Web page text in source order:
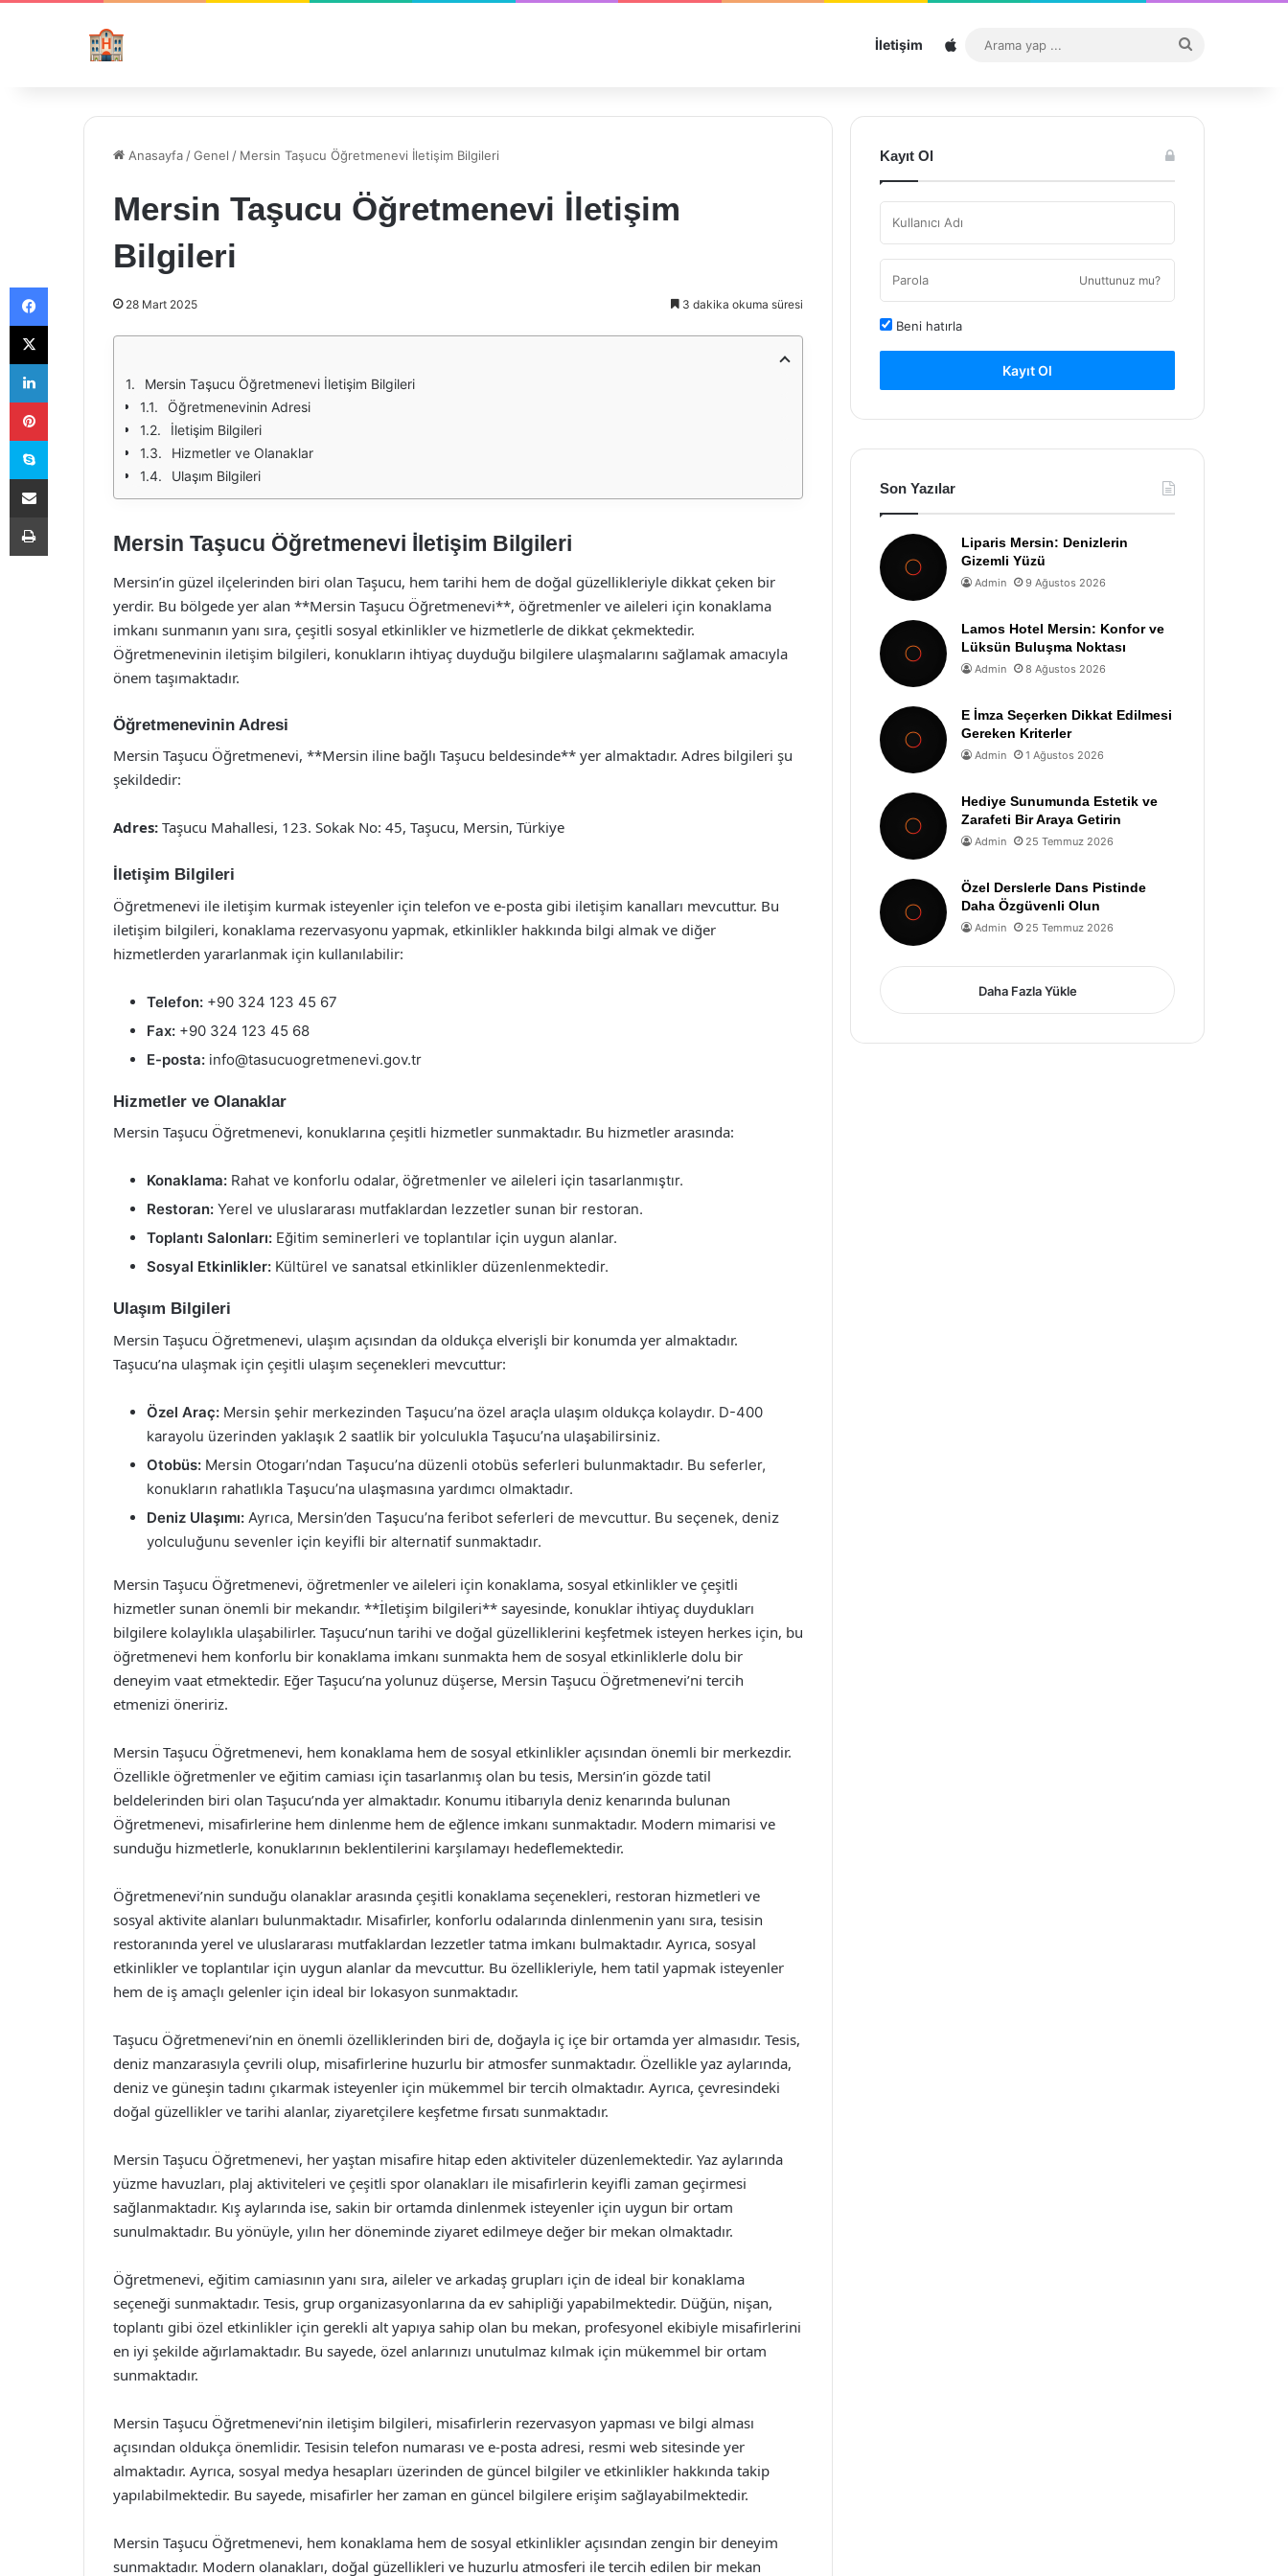
İletişim Sitemap
...
Anasayfa /Genel / Mersin Taşucu Öğretmenevi İletişim Bilgileri
Mersin Taşucu Öğretmenevi İletişim
Bilgileri
28 Mart 2025 3 dakika okuma süresi
Mersin Taşucu Öğretmenevi İletişim Bilgileri
Öğretmenevinin Adresi
İletişim Bilgileri
Hizmetler ve Olanaklar
Ulaşım Bilgileri
Mersin Taşucu Öğretmenevi İletişim Bilgileri
Mersin’in güzel ilçelerinden biri olan Taşucu, hem tarihi hem de doğal güzellikleriyle dikkat çeken bir
yerdir. Bu bölgede yer alan **Mersin Taşucu Öğretmenevi**, öğretmenler ve aileleri için konaklama
imkanı sunmanın yanı sıra, çeşitli sosyal etkinlikler ve hizmetlerle de dikkat çekmektedir.
Öğretmenevinin iletişim bilgileri, konukların ihtiyaç duyduğu bilgilere ulaşmalarını sağlamak amacıyla
önem taşımaktadır.
Öğretmenevinin Adresi
Mersin Taşucu Öğretmenevi, **Mersin iline bağlı Taşucu beldesinde** yer almaktadır. Adres bilgileri şu
şekildedir:
Adres: Taşucu Mahallesi, 123. Sokak No: 45, Taşucu, Mersin, Türkiye
İletişim Bilgileri
Öğretmenevi ile iletişim kurmak isteyenler için telefon ve e-posta gibi iletişim kanalları mevcuttur. Bu
iletişim bilgileri, konaklama rezervasyonu yapmak, etkinlikler hakkında bilgi almak ve diğer
hizmetlerden yararlanmak için kullanılabilir:
Telefon: +90 324 123 45 67
Fax: +90 324 123 45 68
E-posta: info@tasucuogretmenevi.gov.tr
Hizmetler ve Olanaklar
Mersin Taşucu Öğretmenevi, konuklarına çeşitli hizmetler sunmaktadır. Bu hizmetler arasında:
Konaklama: Rahat ve konforlu odalar, öğretmenler ve aileleri için tasarlanmıştır.
Restoran: Yerel ve uluslararası mutfaklardan lezzetler sunan bir restoran.
Toplantı Salonları: Eğitim seminerleri ve toplantılar için uygun alanlar.
Sosyal Etkinlikler: Kültürel ve sanatsal etkinlikler düzenlenmektedir.
Ulaşım Bilgileri
Mersin Taşucu Öğretmenevi, ulaşım açısından da oldukça elverişli bir konumda yer almaktadır.
Taşucu’na ulaşmak için çeşitli ulaşım seçenekleri mevcuttur:
Özel Araç: Mersin şehir merkezinden Taşucu’na özel araçla ulaşım oldukça kolaydır. D-400
karayolu üzerinden yaklaşık 2 saatlik bir yolculukla Taşucu’na ulaşabilirsiniz.
Otobüs: Mersin Otogarı’ndan Taşucu’na düzenli otobüs seferleri bulunmaktadır. Bu seferler,
konukların rahatlıkla Taşucu’na ulaşmasına yardımcı olmaktadır.
Deniz Ulaşımı: Ayrıca, Mersin’den Taşucu’na feribot seferleri de mevcuttur. Bu seçenek, deniz
yolculuğunu sevenler için keyifli bir alternatif sunmaktadır.
Mersin Taşucu Öğretmenevi, öğretmenler ve aileleri için konaklama, sosyal etkinlikler ve çeşitli
hizmetler sunan önemli bir mekandır. **İletişim bilgileri** sayesinde, konuklar ihtiyaç duydukları
bilgilere kolaylıkla ulaşabilirler. Taşucu’nun tarihi ve doğal güzelliklerini keşfetmek isteyen herkes için, bu
öğretmenevi hem konforlu bir konaklama imkanı sunmakta hem de sosyal etkinliklerle dolu bir
deneyim vaat etmektedir. Eğer Taşucu’na yolunuz düşerse, Mersin Taşucu Öğretmenevi’ni tercih
etmenizi öneririz.
Mersin Taşucu Öğretmenevi, hem konaklama hem de sosyal etkinlikler açısından önemli bir merkezdir.
Özellikle öğretmenler ve eğitim camiası için tasarlanmış olan bu tesis, Mersin’in gözde tatil
beldelerinden biri olan Taşucu’nda yer almaktadır. Konumu itibarıyla deniz kenarında bulunan
Öğretmenevi, misafirlerine hem dinlenme hem de eğlence imkanı sunmaktadır. Modern mimarisi ve
sunduğu hizmetlerle, konuklarının beklentilerini karşılamayı hedeflemektedir.
Öğretmenevi’nin sunduğu olanaklar arasında çeşitli konaklama seçenekleri, restoran hizmetleri ve
sosyal aktivite alanları bulunmaktadır. Misafirler, konforlu odalarında dinlenmenin yanı sıra, tesisin
restoranında yerel ve uluslararası mutfaklardan lezzetler tatma imkanı bulmaktadır. Ayrıca, sosyal
etkinlikler ve toplantılar için uygun alanlar da mevcuttur. Bu özellikleriyle, hem tatil yapmak isteyenler
hem de iş amaçlı gelenler için ideal bir lokasyon sunmaktadır.
Taşucu Öğretmenevi’nin en önemli özelliklerinden biri de, doğayla iç içe bir ortamda yer almasıdır. Tesis,
deniz manzarasıyla çevrili olup, misafirlerine huzurlu bir atmosfer sunmaktadır. Özellikle yaz aylarında,
deniz ve güneşin tadını çıkarmak isteyenler için mükemmel bir tercih olmaktadır. Ayrıca, çevresindeki
doğal güzellikler ve tarihi alanlar, ziyaretçilere keşfetme fırsatı sunmaktadır.
Mersin Taşucu Öğretmenevi, her yaştan misafire hitap eden aktiviteler düzenlemektedir. Yaz aylarında
yüzme havuzları, plaj aktiviteleri ve çeşitli spor olanakları ile misafirlerin keyifli zaman geçirmesi
sağlanmaktadır. Kış aylarında ise, sakin bir ortamda dinlenmek isteyenler için uygun bir ortam
sunulmaktadır. Bu yönüyle, yılın her döneminde ziyaret edilmeye değer bir mekan olmaktadır.
Öğretmenevi, eğitim camiasının yanı sıra, aileler ve arkadaş grupları için de ideal bir konaklama
seçeneği sunmaktadır. Tesis, grup organizasyonlarına da ev sahipliği yapabilmektedir. Düğün, nişan,
toplantı gibi özel etkinlikler için gerekli alt yapıya sahip olan bu mekan, profesyonel ekibiyle misafirlerini
en iyi şekilde ağırlamaktadır. Bu sayede, özel anlarınızı unutulmaz kılmak için mükemmel bir ortam
sunmaktadır.
Mersin Taşucu Öğretmenevi’nin iletişim bilgileri, misafirlerin rezervasyon yapması ve bilgi alması
açısından oldukça önemlidir. Tesisin telefon numarası ve e-posta adresi, resmi web sitesinde yer
almaktadır. Ayrıca, sosyal medya hesapları üzerinden de güncel bilgiler ve etkinlikler hakkında takip
yapılabilmektedir. Bu sayede, misafirler her zaman en güncel bilgilere erişim sağlayabilmektedir.
Mersin Taşucu Öğretmenevi, hem konaklama hem de sosyal etkinlikler açısından zengin bir deneyim
sunmaktadır. Modern olanakları, doğal güzellikleri ve huzurlu atmosferi ile tercih edilen bir mekan
Kayıt Ol
Unuttunuz mu?
Beni hatırla
Kayıt Ol
Son Yazılar
Liparis Mersin: Denizlerin
Gizemli Yüzü
Admin 9 Ağustos 2026
Lamos Hotel Mersin: Konfor ve
Lüksün Buluşma Noktası
Admin 8 Ağustos 2026
E İmza Seçerken Dikkat Edilmesi
Gereken Kriterler
Admin 1 Ağustos 2026
Hediye Sunumunda Estetik ve
Zarafeti Bir Araya Getirin
Admin 25 Temmuz 2026
Özel Derslerle Dans Pistinde
Daha Özgüvenli Olun
Admin 25 Temmuz 2026
Daha Fazla Yükle
Facebook
X
LinkedIn
Pinterest
Skype
E-Posta ile paylaş